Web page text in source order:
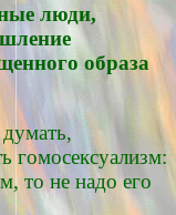
люди,
образа
гомосексуализм:
то не надо его